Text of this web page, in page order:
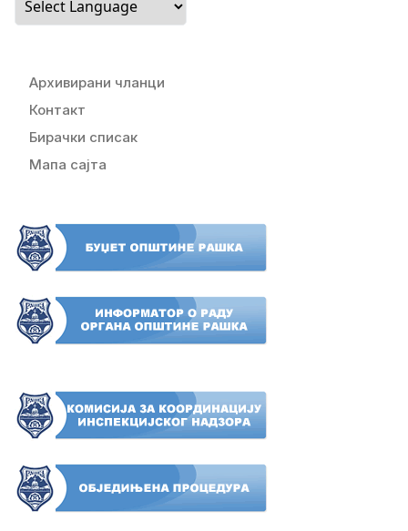
Архивирани чланци
Контакт
Бирачки списак
Мапа сајта